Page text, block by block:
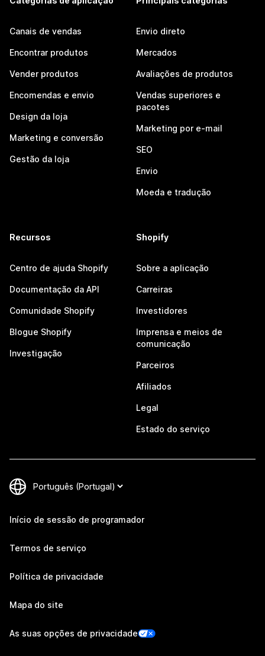
Canais de vendas
Encontrar produtos
Vender produtos
Encomendas e envio
Design da loja
Marketing e conversão
Gestão da loja
Envio direto
Mercados
Avaliações de produtos
Vendas superiores e
pacotes
Marketing por e-mail
SEO
Envio
Moeda e tradução
Recursos
Centro de ajuda Shopify
Documentação da API
Comunidade Shopify
Blogue Shopify
Investigação
Shopify
Sobre a aplicação
Carreiras
Investidores
Imprensa e meios de
comunicação
Parceiros
Afiliados
Legal
Estado do serviço
Início de sessão de programador
Termos de serviço
Política de privacidade
Mapa do site
As suas opções de privacidade